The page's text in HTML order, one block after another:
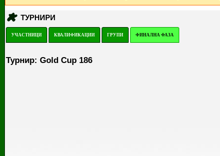
ТУРНИРИ
УЧАСТНИЦИ КВАЛИФИКАЦИИ ГРУПИ ФИНАЛНА ФАЗА
Турнир: Gold Cup 186